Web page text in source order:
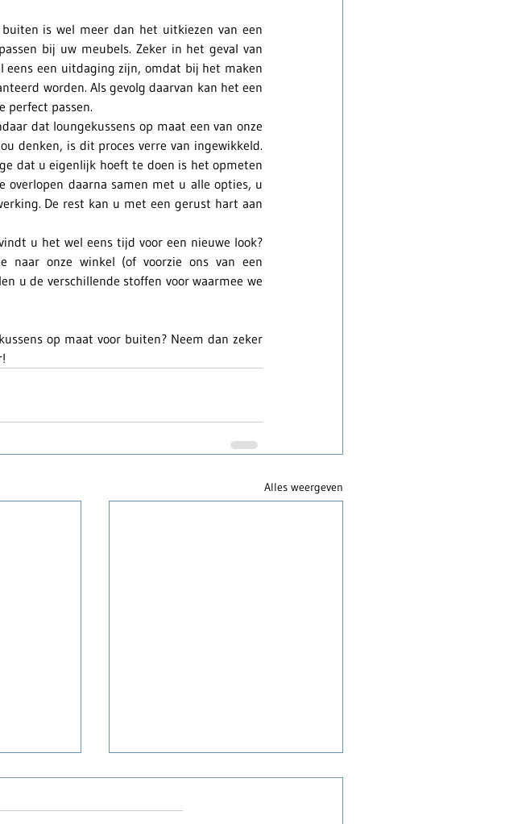
is wel meer dan het uitkiezen van een
bij uw meubels. Zeker in het geval van
een uitdaging zijn, omdat bij het maken
worden. Als gevolg daarvan kan het een
perfect passen.
dat loungekussens op maat een van onze
denken, is dit proces verre van ingewikkeld.
dat u eigenlijk hoeft te doen is het opmeten
overlopen daarna samen met u alle opties, u
De rest kan u met een gerust hart aan
u het wel eens tijd voor een nieuwe look?
naar onze winkel (of voorzie ons van een
u de verschillende stoffen voor waarmee we
op maat voor buiten? Neem dan zeker
Alles weergeven